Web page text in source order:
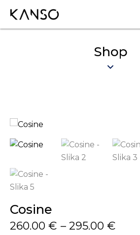
Shop
Cosine
260.00 € – 295.00 €